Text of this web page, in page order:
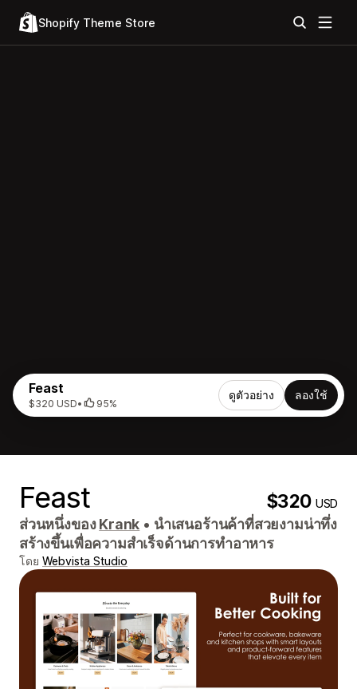
Shopify Theme Store
Feast
$320 USD• 95%
ดูตัวอย่าง ลองใช้
Feast $320USD
ส่วนหนึ่งของKrank • นำเสนอร้านค้าที่สวยงามน่าทึ่ง
สร้างขึ้นเพื่อความสำเร็จด้านการทำอาหาร
โดย Webvista Studio